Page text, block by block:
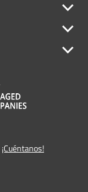
¡Cuéntanos!